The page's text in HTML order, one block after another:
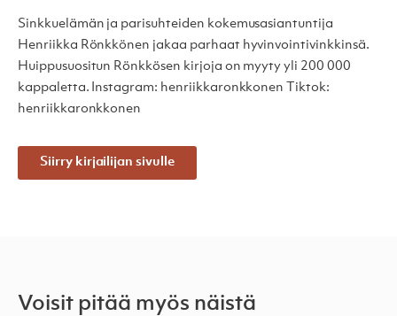
Sinkkuelämän ja parisuhteiden kokemusasiantuntija
Henriikka Rönkkönen jakaa parhaat hyvinvointivinkkinsä.
Huippusuositun Rönkkösen kirjoja on myyty yli 200 000
kappaletta. Instagram: henriikkaronkkonen Tiktok:
henriikkaronkkonen
Siirry kirjailijan sivulle
Voisit pitää myös näistä